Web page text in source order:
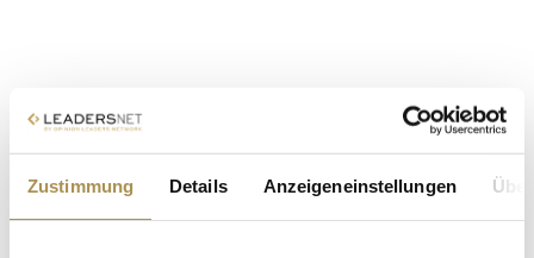
Zustimmung Details Anzeigeneinstellungen